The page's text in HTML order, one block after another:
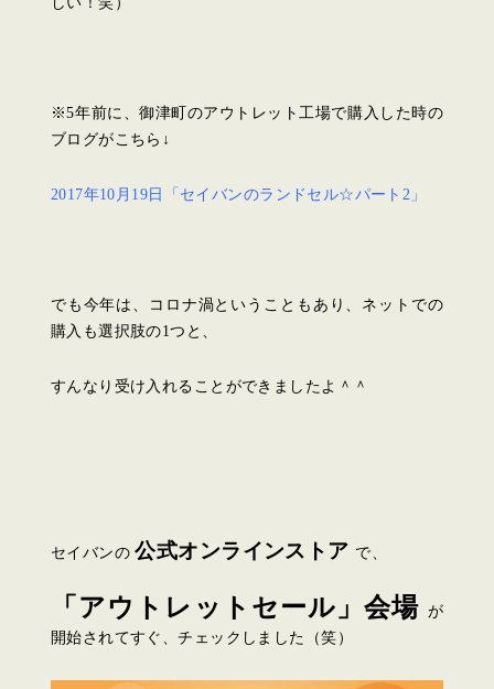
※5年前に、御津町のアウトレット工場で購入した時の
ブログがこちら↓
2017年10月19日「セイバンのランドセル☆パート2」
でも今年は、コロナ渦ということもあり、ネットでの
購入も選択肢の1つと、
すんなり受け入れることができましたよ＾＾
セイバンの公式オンラインストア で、
「アウトレットセール」会場 が
開始されてすぐ、チェックしました（笑）